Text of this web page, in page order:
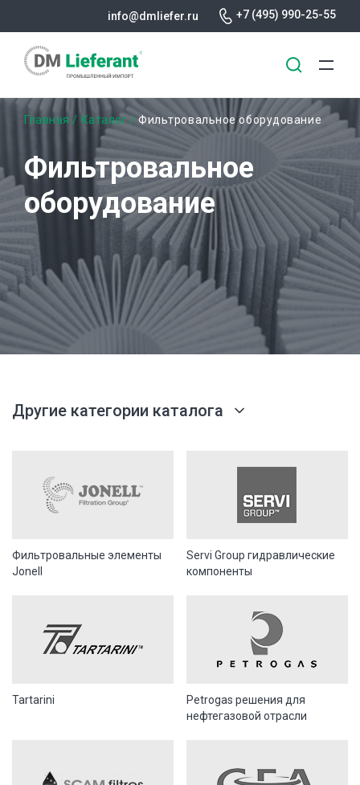
Перейти
содержанию
info@dmliefer.ru +7 (495) 990-25-55
Строка
навигации
Главная Каталог Фильтровальное оборудование
Фильтровальное
оборудование
Другие категории каталога
Фильтровальные элементы
Jonell
Servi Group гидравлические
компоненты
Tartarini
Petrogas решения для
нефтегазовой отрасли